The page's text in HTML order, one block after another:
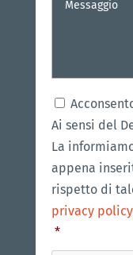
Consenso *
Ai sensi del
La
appena
rispetto di
privacy policy
*